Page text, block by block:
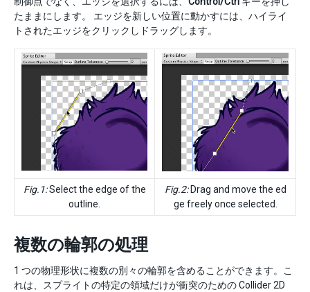
たままにします。 エッジを新しい位置に動かすには、ハイライ
トされたエッジをクリックしドラッグします。
Fig.1:Select the edge of the
outline.
Fig.2:Drag and move the ed
ge freely once selected.
複数の輪郭の処理
1 つの物理形状に複数の別々の輪郭を含めることができます。こ
れは、スプライトの特定の領域だけが衝突のための Collider 2D